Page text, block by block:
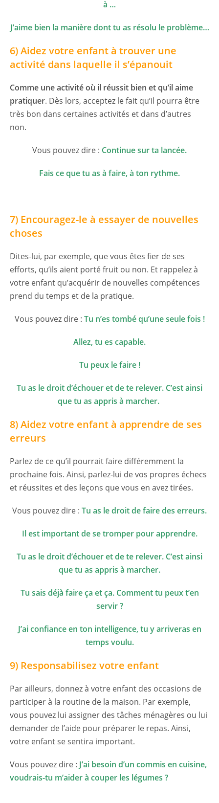
à …
J’aime bien la manière dont tu as résolu le problème…
6) Aidez votre enfant à trouver une
activité dans laquelle il s’épanouit
Comme une activité où il réussit bien et qu’il aime
pratiquer. Dès lors, acceptez le fait qu’il pourra être
très bon dans certaines activités et dans d’autres
non.
Vous pouvez dire : Continue sur ta lancée.
Fais ce que tu as à faire, à ton rythme.
7) Encouragez-le à essayer de nouvelles
choses
Dites-lui, par exemple, que vous êtes fier de ses
efforts, qu’ils aient porté fruit ou non. Et rappelez à
votre enfant qu’acquérir de nouvelles compétences
prend du temps et de la pratique.
Vous pouvez dire : Tu n’es tombé qu’une seule fois !
Allez, tu es capable.
Tu peux le faire !
Tu as le droit d’échouer et de te relever. C’est ainsi
que tu as appris à marcher.
8) Aidez votre enfant à apprendre de ses
erreurs
Parlez de ce qu’il pourrait faire différemment la
prochaine fois. Ainsi, parlez-lui de vos propres échecs
et réussites et des leçons que vous en avez tirées.
Vous pouvez dire : Tu as le droit de faire des erreurs.
Il est important de se tromper pour apprendre.
Tu as le droit d’échouer et de te relever. C’est ainsi
que tu as appris à marcher.
Tu sais déjà faire ça et ça. Comment tu peux t’en
servir ?
J’ai confiance en ton intelligence, tu y arriveras en
temps voulu.
9) Responsabilisez votre enfant
Par ailleurs, donnez à votre enfant des occasions de
participer à la routine de la maison. Par exemple,
vous pouvez lui assigner des tâches ménagères ou lui
demander de l’aide pour préparer le repas. Ainsi,
votre enfant se sentira important.
Vous pouvez dire : J’ai besoin d’un commis en cuisine,
voudrais-tu m’aider à couper les légumes ?